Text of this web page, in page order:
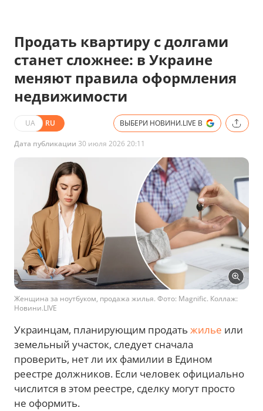
Продать квартиру с долгами
станет сложнее: в Украине
меняют правила оформления
недвижимости
UA RU ВЫБЕРИ НОВИНИ.LIVE В
Дата публикации 30 июля 2026 20:11
Женщина за ноутбуком, продажа жилья. Фото: Magnific. Коллаж:
Новини.LIVE
Украинцам, планирующим продать жилье или
земельный участок, следует сначала
проверить, нет ли их фамилии в Едином
реестре должников. Если человек официально
числится в этом реестре, сделку могут просто
не оформить.